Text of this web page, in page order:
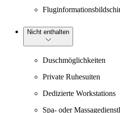
Nicht enthalten
Duschmöglichkeiten
Private Ruhesuiten
Dedizierte Workstations
Spa- oder